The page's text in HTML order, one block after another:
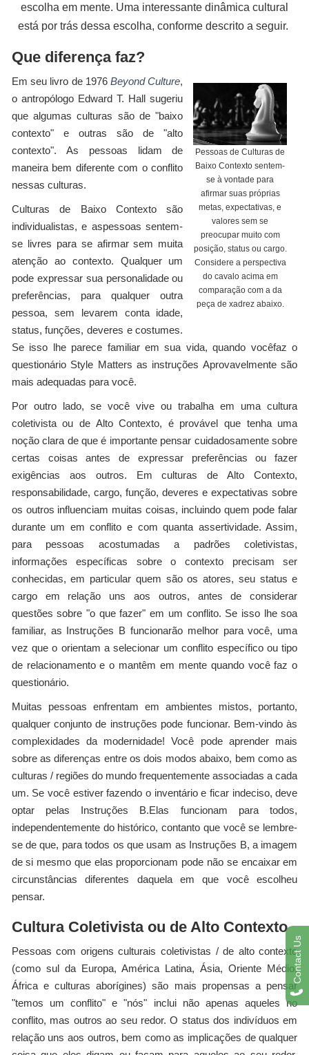
escolha em mente. Uma interessante dinâmica cultural
está por trás dessa escolha, conforme descrito a seguir.
Que diferença faz?
Pessoas de Culturas de
Baixo Contexto sentem-
se à vontade para
afirmar suas próprias
metas, expectativas, e
valores sem se
preocupar muito com
posição, status ou cargo.
Considere a perspectiva
do cavalo acima em
comparação com a da
peça de xadrez abaixo.
Em seu livro de 1976Beyond Culture,
o antropólogo Edward T. Hall sugeriu
que algumas culturas são de "baixo
contexto" e outras são de "alto
contexto". As pessoas lidam de
maneira bem diferente com o conflito
nessas culturas.
Culturas de Baixo Contexto são
individualistas, e aspessoas sentem-
se livres para se afirmar sem muita
atenção ao contexto. Qualquer um
pode expressar sua personalidade ou
preferências, para qualquer outra
pessoa, sem levarem conta idade,
status, funções, deveres e costumes.
Se isso lhe parece familiar em sua vida, quando vocêfaz o
questionário Style Matters as instruções Aprovavelmente são
mais adequadas para você.
Por outro lado, se você vive ou trabalha em uma cultura
coletivista ou de Alto Contexto, é provável que tenha uma
noção clara de que é importante pensar cuidadosamente sobre
certas coisas antes de expressar preferências ou fazer
exigências aos outros. Em culturas de Alto Contexto,
responsabilidade, cargo, função, deveres e expectativas sobre
os outros influenciam muitas coisas, incluindo quem pode falar
durante um em conflito e com quanta assertividade. Assim,
para pessoas acostumadas a padrões coletivistas,
informações específicas sobre o contexto precisam ser
conhecidas, em particular quem são os atores, seu status e
cargo em relação uns aos outros, antes de considerar
questões sobre "o que fazer" em um conflito. Se isso lhe soa
familiar, as Instruções B funcionarão melhor para você, uma
vez que o orientam a selecionar um conflito específico ou tipo
de relacionamento e o mantêm em mente quando você faz o
questionário.
Muitas pessoas enfrentam em ambientes mistos, portanto,
qualquer conjunto de instruções pode funcionar. Bem-vindo às
complexidades da modernidade! Você pode aprender mais
sobre as diferenças entre os dois modos abaixo, bem como as
culturas / regiões do mundo frequentemente associadas a cada
um. Se você estiver fazendo o inventário e ficar indeciso, deve
optar pelas Instruções B.Elas funcionam para todos,
independentemente do histórico, contanto que você se lembre-
se de que, para todos os que usam as Instruções B, a imagem
de si mesmo que elas proporcionam pode não se encaixar em
circunstâncias diferentes daquela em que você escolheu
pensar.
Cultura Coletivista ou de Alto Contexto
Pessoas com origens culturais coletivistas / de alto contexto
(como sul da Europa, América Latina, Ásia, Oriente Médio,
África e culturas aborígines) são mais propensas a pensar
"temos um conflito" e "nós" inclui não apenas aqueles no
conflito, mas outros ao seu redor. O status dos indivíduos em
relação uns aos outros, bem como as implicações de qualquer
Contact Us